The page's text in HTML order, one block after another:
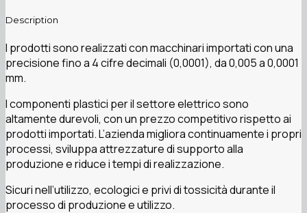
Description
I prodotti sono realizzati con macchinari importati con una
precisione fino a 4 cifre decimali (0,0001), da 0,005 a 0,0001
mm.
I componenti plastici per il settore elettrico sono
altamente durevoli, con un prezzo competitivo rispetto ai
prodotti importati. L’azienda migliora continuamente i propri
processi, sviluppa attrezzature di supporto alla
produzione e riduce i tempi di realizzazione.
Sicuri nell’utilizzo, ecologici e privi di tossicità durante il
processo di produzione e utilizzo.